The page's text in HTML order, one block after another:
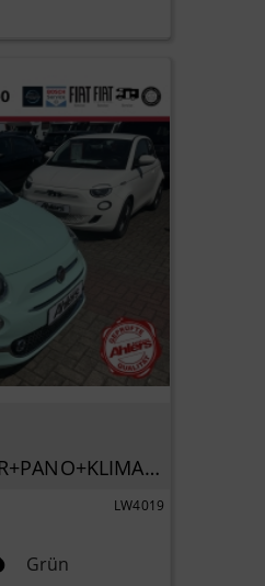
Lounge+NAVI+ALLWETTER+PANO+KLIMA+PDC+LICHTREGENSENSOR+
LW4019
Grün